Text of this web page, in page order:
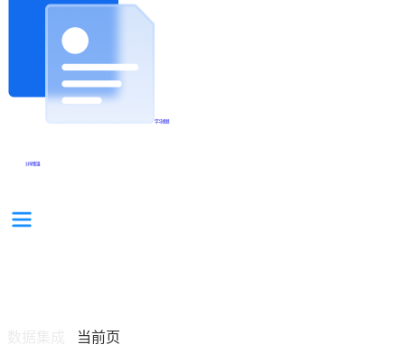
学习视频
分享集锦
当前页